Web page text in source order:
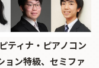
ティナ・ピアノコン
ョン特級、セミファ